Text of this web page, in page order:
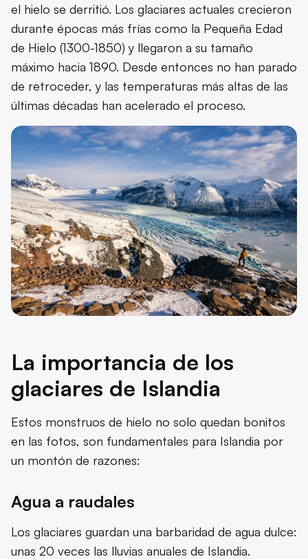
el hielo se derritió. Los glaciares actuales crecieron
durante épocas más frías como la Pequeña Edad
de Hielo (1300-1850) y llegaron a su tamaño
máximo hacia 1890. Desde entonces no han parado
de retroceder, y las temperaturas más altas de las
últimas décadas han acelerado el proceso.
La importancia de los
glaciares de Islandia
Estos monstruos de hielo no solo quedan bonitos
en las fotos, son fundamentales para Islandia por
un montón de razones:
Agua a raudales
Los glaciares guardan una barbaridad de agua dulce:
unas 20 veces las lluvias anuales de Islandia.